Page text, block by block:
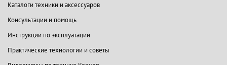
Каталоги техники и аксессуаров
Консультации и помощь
Инструкции по эксплуатации
Практические технологии и советы